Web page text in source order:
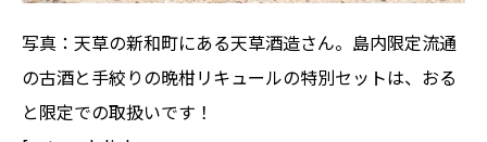
写真：天草の新和町にある天草酒造さん。島内限定流通
の古酒と手絞りの晩柑リキュールの特別セットは、おる
と限定での取扱いです！